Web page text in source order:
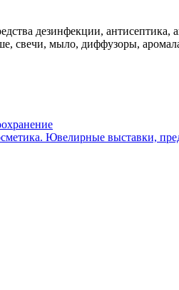
дезинфекции, антисептика,
свечи, мыло, диффузоры,
Ювелирные выставки,